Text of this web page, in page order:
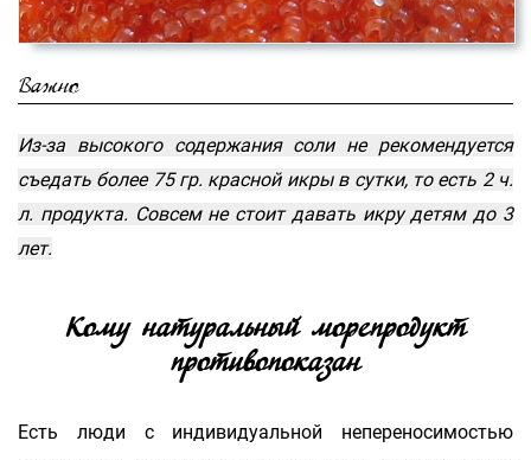
Важно
Из-за высокого содержания соли не рекомендуется
съедать более 75 гр. красной икры в сутки, то есть 2 ч.
л. продукта. Совсем не стоит давать икру детям до 3
лет.
Кому натуральный морепродукт
противопоказан
Есть люди с индивидуальной непереносимостью